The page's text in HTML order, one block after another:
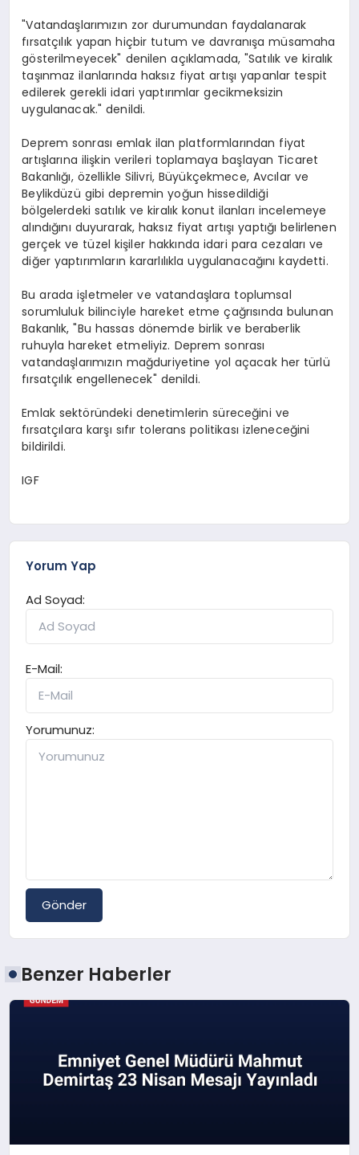
"Vatandaşlarımızın zor durumundan faydalanarak
fırsatçılık yapan hiçbir tutum ve davranışa müsamaha
gösterilmeyecek" denilen açıklamada, "Satılık ve kiralık
taşınmaz ilanlarında haksız fiyat artışı yapanlar tespit
edilerek gerekli idari yaptırımlar gecikmeksizin
uygulanacak." denildi.
Deprem sonrası emlak ilan platformlarından fiyat
artışlarına ilişkin verileri toplamaya başlayan Ticaret
Bakanlığı, özellikle Silivri, Büyükçekmece, Avcılar ve
Beylikdüzü gibi depremin yoğun hissedildiği
bölgelerdeki satılık ve kiralık konut ilanları incelemeye
alındığını duyurarak, haksız fiyat artışı yaptığı belirlenen
gerçek ve tüzel kişiler hakkında idari para cezaları ve
diğer yaptırımların kararlılıkla uygulanacağını kaydetti.
Bu arada işletmeler ve vatandaşlara toplumsal
sorumluluk bilinciyle hareket etme çağrısında bulunan
Bakanlık, "Bu hassas dönemde birlik ve beraberlik
ruhuyla hareket etmeliyiz. Deprem sonrası
vatandaşlarımızın mağduriyetine yol açacak her türlü
fırsatçılık engellenecek" denildi.
Emlak sektöründeki denetimlerin süreceğini ve
fırsatçılara karşı sıfır tolerans politikası izleneceğini
bildirildi.
IGF
Yorum Yap
Ad Soyad:
E-Mail:
Yorumunuz:
Gönder
Benzer Haberler